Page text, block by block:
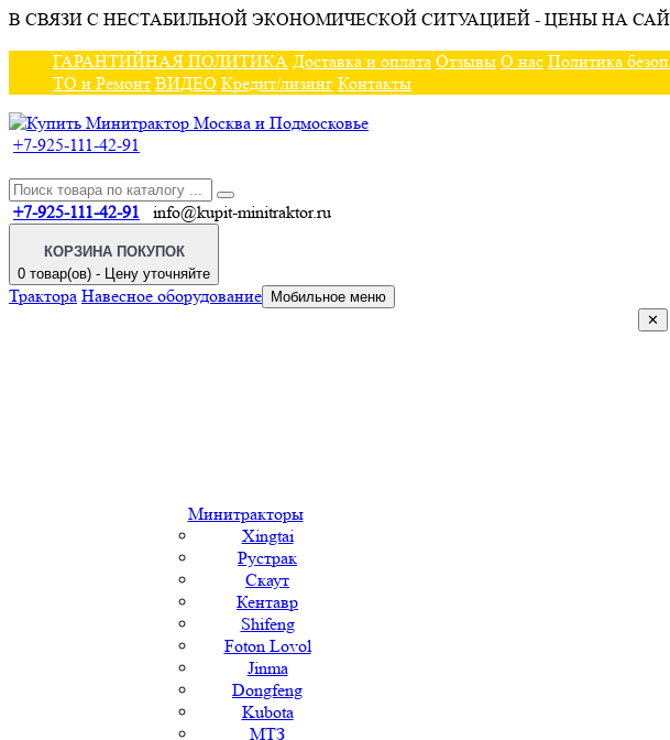
В СВЯЗИ С НЕСТАБИЛЬНОЙ ЭКОНОМИЧЕСКОЙ СИТУАЦИЕЙ - ЦЕНЫ НА
ГАРАНТИЙНАЯ ПОЛИТИКА Доставка и оплата Отзывы О нас Политика
ТО и Ремонт ВИДЕО Кредит/лизинг Контакты
+7-925-111-42-91
+7-925-111-42-91 info@kupit-minitraktor.ru
КОРЗИНА ПОКУПОК
0 товар(ов) - Цену уточняйте
Трактора Навесное оборудование
Мобильное меню
✕
Минитракторы
Xingtai
Рустрак
Скаут
Кентавр
Shifeng
Foton Lovol
Jinma
Dongfeng
Kubota
МТЗ